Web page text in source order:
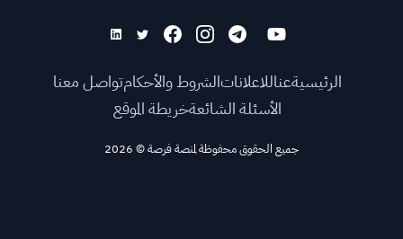
الرئيسيةعناللاعلاناتالشروط والأحكامتواصل معنا
الأسئلة الشائعةخريطة الموقع
جميع الحقوق محفوظة لمنصة فرصة©
2026